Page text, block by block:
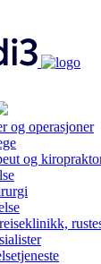
og operasjoner
og